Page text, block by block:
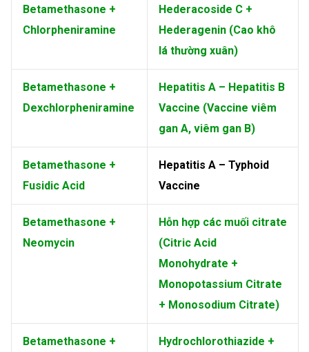
Betamethasone +
Chlorpheniramine
Hederacoside C +
Hederagenin (Cao khô
lá thường xuân)
Betamethasone +
Dexchlorpheniramine
Hepatitis A – Hepatitis B
Vaccine (Vaccine viêm
gan A, viêm gan B)
Betamethasone +
Fusidic Acid
Hepatitis A – Typhoid
Vaccine
Betamethasone +
Neomycin
Hỗn hợp các muối citrate
(Citric Acid
Monohydrate +
Monopotassium Citrate
+ Monosodium Citrate)
Betamethasone + Hydrochlorothiazide +